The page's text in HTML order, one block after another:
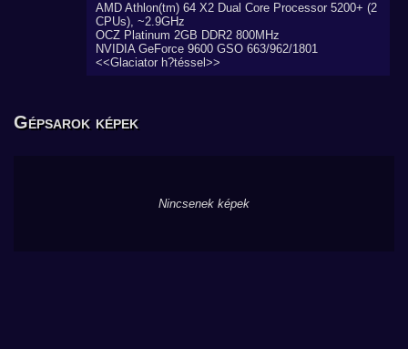
AMD Athlon(tm) 64 X2 Dual Core Processor 5200+ (2
CPUs), ~2.9GHz
OCZ Platinum 2GB DDR2 800MHz
NVIDIA GeForce 9600 GSO 663/962/1801
<<Glaciator h?téssel>>
Gépsarok képek
Nincsenek képek